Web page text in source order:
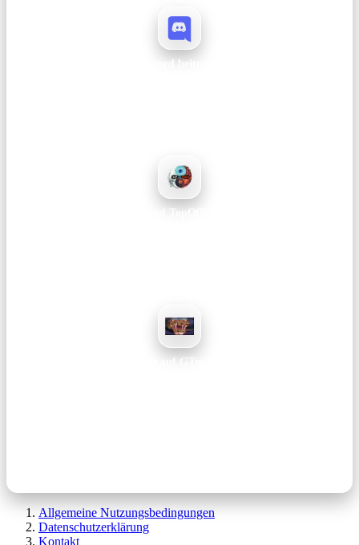
Discord beitreten
Vote auf TopOfMMOs
Vote auf GTop100
Allgemeine Nutzungsbedingungen
Datenschutzerklärung
Kontakt